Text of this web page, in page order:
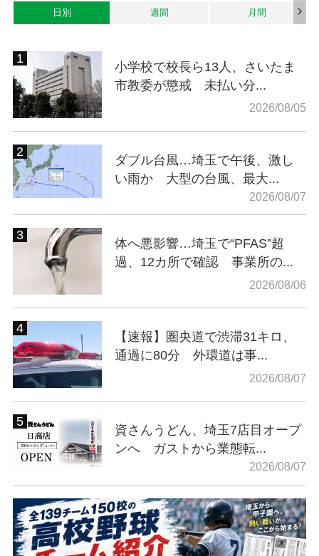
日別 週間 月間
小学校で校長ら13人、さいたま
市教委が懲戒 未払い分...
2026/08/05
ダブル台風…埼玉で午後、激し
い雨か 大型の台風、最大...
2026/08/07
体へ悪影響…埼玉で“PFAS”超
過、12カ所で確認 事業所の...
2026/08/06
【速報】圏央道で渋滞31キロ、
通過に80分 外環道は事...
2026/08/07
資さんうどん、埼玉7店目オープ
ンへ ガストから業態転...
2026/08/07